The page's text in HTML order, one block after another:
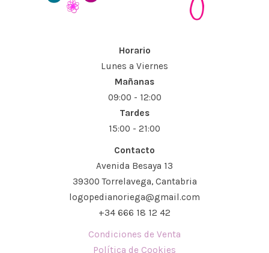
Horario
Lunes a Viernes
Mañanas
09:00 - 12:00
Tardes
15:00 - 21:00
Contacto
Avenida Besaya 13
39300 Torrelavega, Cantabria
logopedianoriega@gmail.com
+34 666 18 12 42
Condiciones de Venta
Política de Cookies